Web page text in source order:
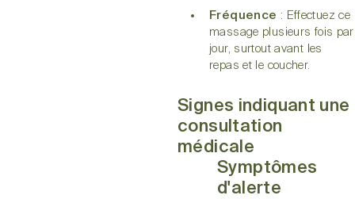
Fréquence : Effectuez ce
massage plusieurs fois par
jour, surtout avant les
repas et le coucher.
Signes indiquant une
consultation
médicale
Symptômes
d'alerte